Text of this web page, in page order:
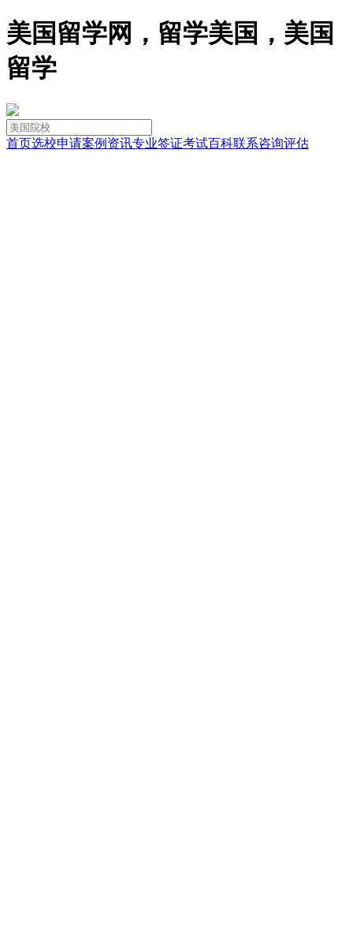
美国留学网，留学美国，美国
留学
首页选校申请案例 资讯专业签证考试百科联系咨询评估